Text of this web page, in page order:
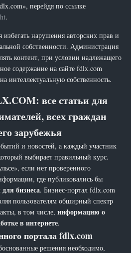
перейдя по ссылке
.
нарушения авторских прав и
собственности. Администрация
контент, при условии надлежащего
содержание на сайте fdlx.com
интеллектуальную собственность.
все статьи для
всех граждан
зарубежья
и новостей, а каждый участник
выбирает правильный курс.
если нет проверенного
где публиковались бы
для бизнеса. Бизнес-портал fdlx.com
пользователям обширный спектр
в том числе,информацию о
в интернете.
портала fdlx.com
решения необходимо,